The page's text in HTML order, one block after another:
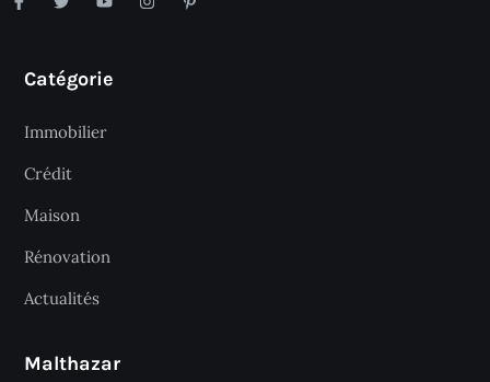
Catégorie
Immobilier
Crédit
Maison
Rénovation
Actualités
Malthazar